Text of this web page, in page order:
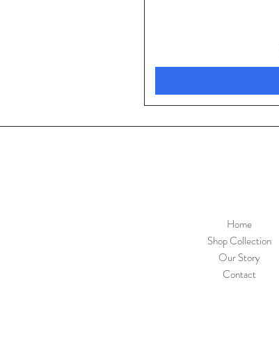
Home
Shop Collection
Our Story
Contact